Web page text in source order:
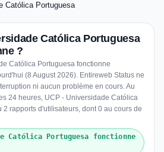
Católica Portuguesa
Católica Portuguesa
?
Católica Portuguesa fonctionne
(8 August 2026). Entireweb Status ne
ni aucun problème en cours. Au
24 heures, UCP - Universidade Católica
2 rapports d'utilisateurs, dont 0 au cours de
Católica Portuguesa fonctionne